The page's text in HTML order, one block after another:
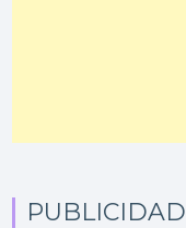
PUBLICIDAD